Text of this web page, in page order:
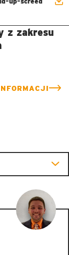
z zakresu